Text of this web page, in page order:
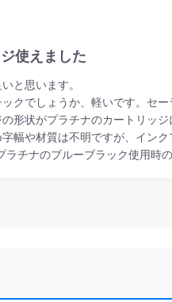
使えました
と思います。
クでしょうか、軽いです。セ
形状がプラチナのカートリッ
幅や材質は不明ですが、イン
ラチナのブルーブラック使用時